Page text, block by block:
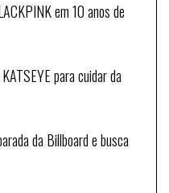
em 10 anos de
para cuidar da
da Billboard e busca